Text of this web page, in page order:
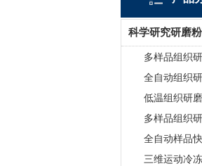
科学研究研磨
多样品组织
全自动组织
低温组织研
多样品组织
全自动样品
三维运动冷